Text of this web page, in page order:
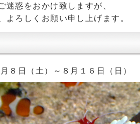
迷惑をおかけ致しますが、
よろしくお願い申し上げます。
８日（土）～８月１６日（日）